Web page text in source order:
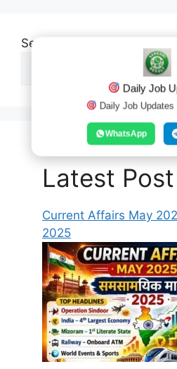
Search
Latest Post
Current Affairs May
2025
Daily Job
Daily Job Updates
WhatsApp